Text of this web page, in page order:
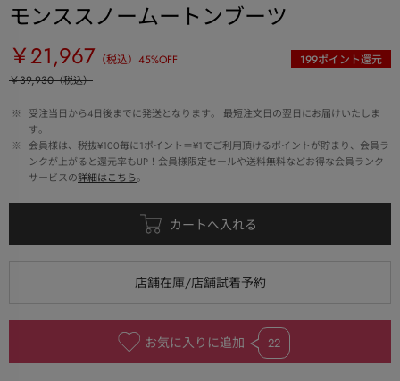
モンススノームートンブーツ
￥21,967 （税込） 45%OFF 199ポイント還元
￥39,930（税込）
※
受注当日から4日後までに発送となります。 最短注文日の翌日にお届けいたしま
す。
※
会員様は、税抜¥100毎に1ポイント＝¥1でご利用頂けるポイントが貯まり、会員ラ
ンクが上がると還元率もUP！会員様限定セールや送料無料などお得な会員ランク
サービスの詳細はこちら。
お気に入りに追加 22